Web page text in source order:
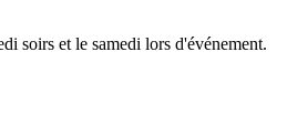
soirs et le samedi lors d'événement.